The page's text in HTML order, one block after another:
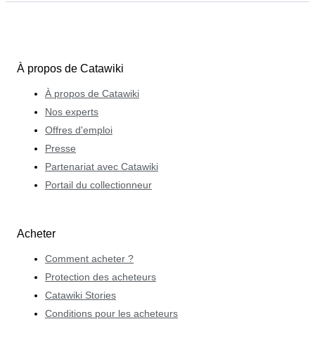
À propos de Catawiki
À propos de Catawiki
Nos experts
Offres d'emploi
Presse
Partenariat avec Catawiki
Portail du collectionneur
Acheter
Comment acheter ?
Protection des acheteurs
Catawiki Stories
Conditions pour les acheteurs